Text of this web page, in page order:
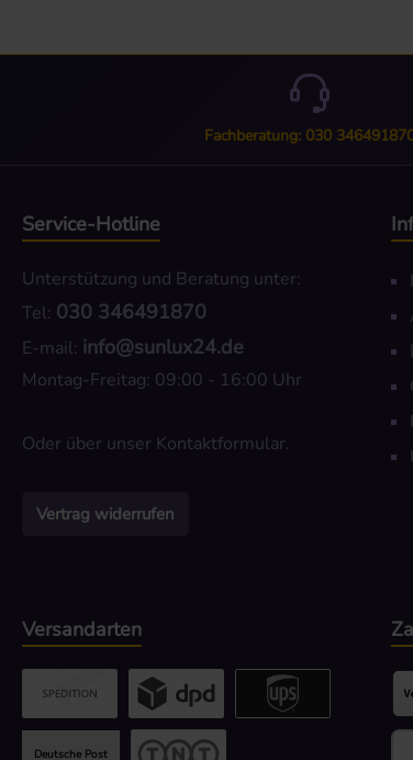
Fachberatung: 030
Service-Hotline
Unterstützung und Beratung unter:
Tel: 030 346491870
E-mail: info@sunlux24.de
Montag-Freitag: 09:00 - 16:00 Uhr
Oder über unser Kontaktformular.
Vertrag widerrufen
Versandarten
Deutsche Post
Benutzerdefiniertes Bild 2Benutzerdefiniertes Bild 3